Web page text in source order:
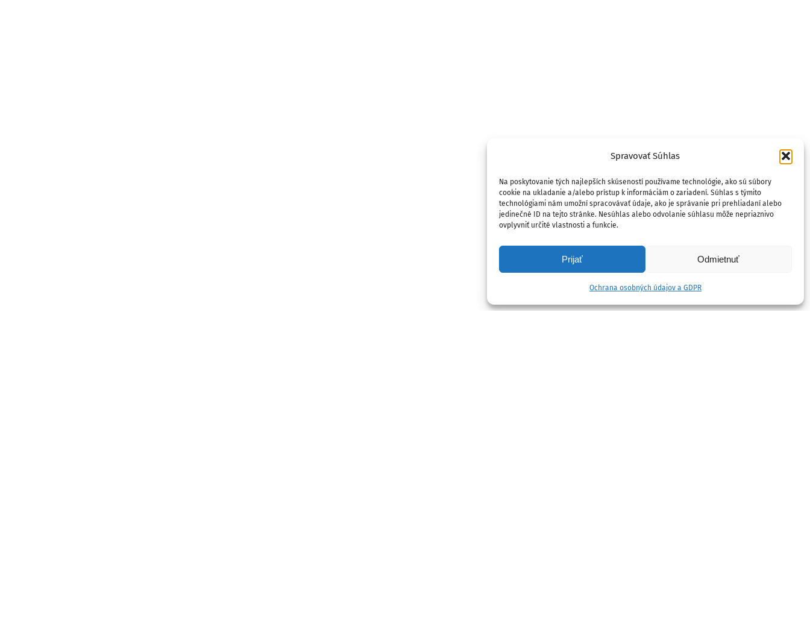
Spravovať Súhlas
Na poskytovanie tých najlepších skúseností používame technológie, ako sú súbory
cookie na ukladanie a/alebo prístup k informáciám o zariadení. Súhlas s týmito
technológiami nám umožní spracovávať údaje, ako je správanie pri prehliadaní alebo
jedinečné ID na tejto stránke. Nesúhlas alebo odvolanie súhlasu môže nepriaznivo
ovplyvniť určité vlastnosti a funkcie.
Prijať Odmietnuť
Ochrana osobných údajov a GDPR